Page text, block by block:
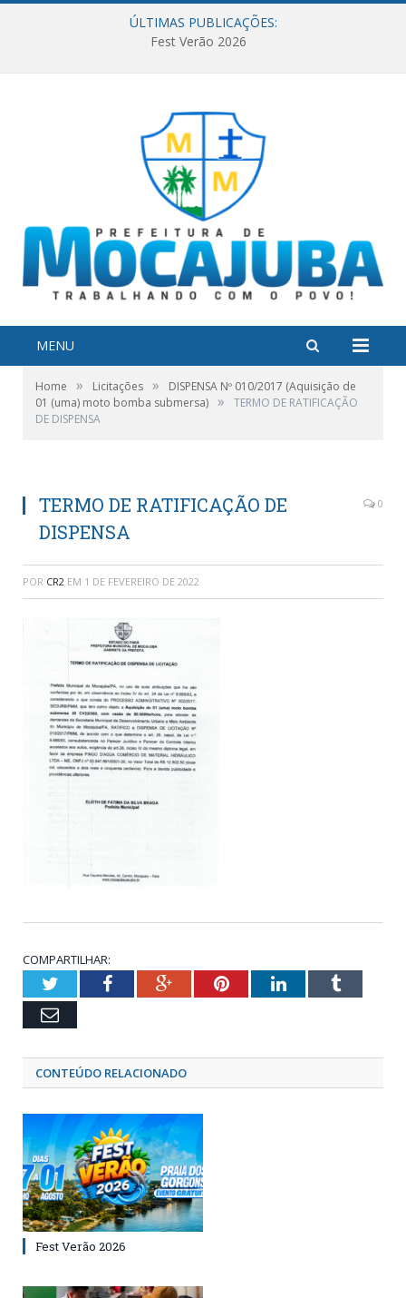
ÚLTIMAS PUBLICAÇÕES:
Fest Verão 2026
MENU
Home » Licitações »
DISPENSA Nº 010/2017 (Aquisição de
01 (uma) moto bomba submersa) »
TERMO DE RATIFICAÇÃO
DE DISPENSA
TERMO DE RATIFICAÇÃO DE
DISPENSA
0
POR CR2 EM 1 DE FEVEREIRO DE 2022
COMPARTILHAR:
TwitterFacebookGoogle+PinterestLinkedInTumblr
Email
CONTEÚDO RELACIONADO
Fest Verão 2026